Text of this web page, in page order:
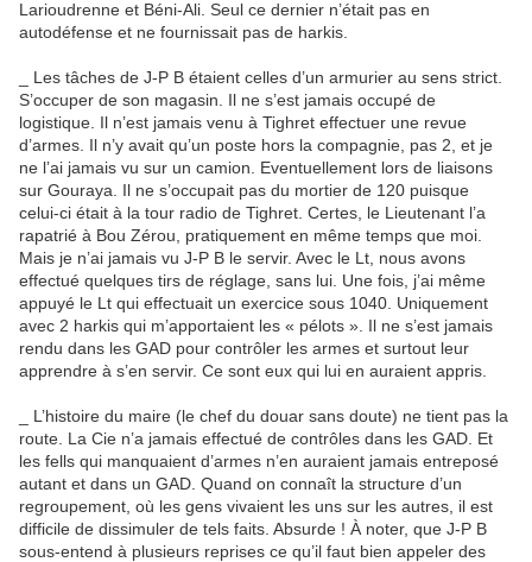
Larioudrenne et Béni-Ali. Seul ce dernier n’était pas en
autodéfense et ne fournissait pas de harkis.
_ Les tâches de J-P B étaient celles d’un armurier au sens strict.
S’occuper de son magasin. Il ne s’est jamais occupé de
logistique. Il n’est jamais venu à Tighret effectuer une revue
d’armes. Il n’y avait qu’un poste hors la compagnie, pas 2, et je
ne l’ai jamais vu sur un camion. Eventuellement lors de liaisons
sur Gouraya. Il ne s’occupait pas du mortier de 120 puisque
celui-ci était à la tour radio de Tighret. Certes, le Lieutenant l’a
rapatrié à Bou Zérou, pratiquement en même temps que moi.
Mais je n’ai jamais vu J-P B le servir. Avec le Lt, nous avons
effectué quelques tirs de réglage, sans lui. Une fois, j’ai même
appuyé le Lt qui effectuait un exercice sous 1040. Uniquement
avec 2 harkis qui m’apportaient les « pélots ». Il ne s’est jamais
rendu dans les GAD pour contrôler les armes et surtout leur
apprendre à s’en servir. Ce sont eux qui lui en auraient appris.
_ L’histoire du maire (le chef du douar sans doute) ne tient pas la
route. La Cie n’a jamais effectué de contrôles dans les GAD. Et
les fells qui manquaient d’armes n’en auraient jamais entreposé
autant et dans un GAD. Quand on connaît la structure d’un
regroupement, où les gens vivaient les uns sur les autres, il est
difficile de dissimuler de tels faits. Absurde ! À noter, que J-P B
sous-entend à plusieurs reprises ce qu’il faut bien appeler des